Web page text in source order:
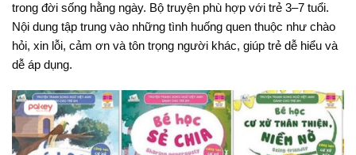
trong đời sống hằng ngày. Bộ truyện phù hợp với trẻ 3–7 tuổi.
Nội dung tập trung vào những tình huống quen thuộc như chào
hỏi, xin lỗi, cảm ơn và tôn trọng người khác, giúp trẻ dễ hiểu và
dễ áp dụng.